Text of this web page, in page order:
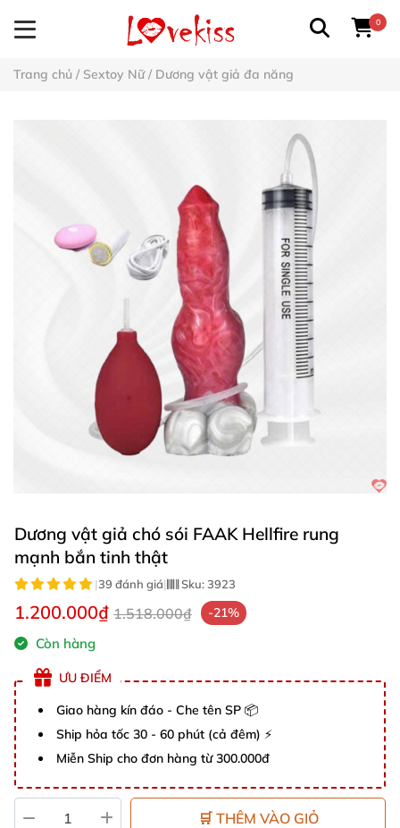
0
Trang chủ / Sextoy Nữ/ Dương vật giả đa năng
Dương vật giả chó sói FAAK Hellfire rung
mạnh bắn tinh thật
|39 đánh giá| Sku:3923
1.200.000₫ 1.518.000₫ -21%
Còn hàng
ƯU ĐIỂM
Giao hàng kín đáo - Che tên SP 📦
Ship hỏa tốc 30 - 60 phút (cả đêm) ⚡
Miễn Ship cho đơn hàng từ 300.000đ
🛒 THÊM VÀO GIỎ